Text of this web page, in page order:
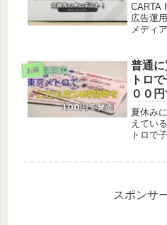
CARTA
広告運
メディ
ビ」、
取り扱
お得
普通
トロ
００
夏休み
えてい
トロで
スポンサ